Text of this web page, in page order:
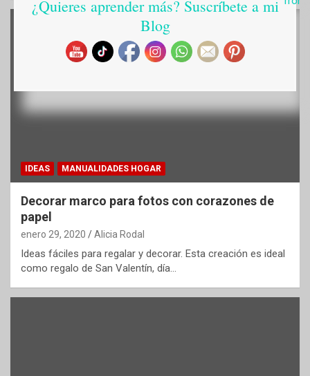
IDEAS MANUALIDADES HOGAR
Decorar marco para fotos con corazones de
papel
enero 29, 2020 Alicia Rodal
Ideas fáciles para regalar y decorar. Esta creación es ideal
como regalo de San Valentín, día…
¿Quieres aprender más? Suscríbete a mi
Blog